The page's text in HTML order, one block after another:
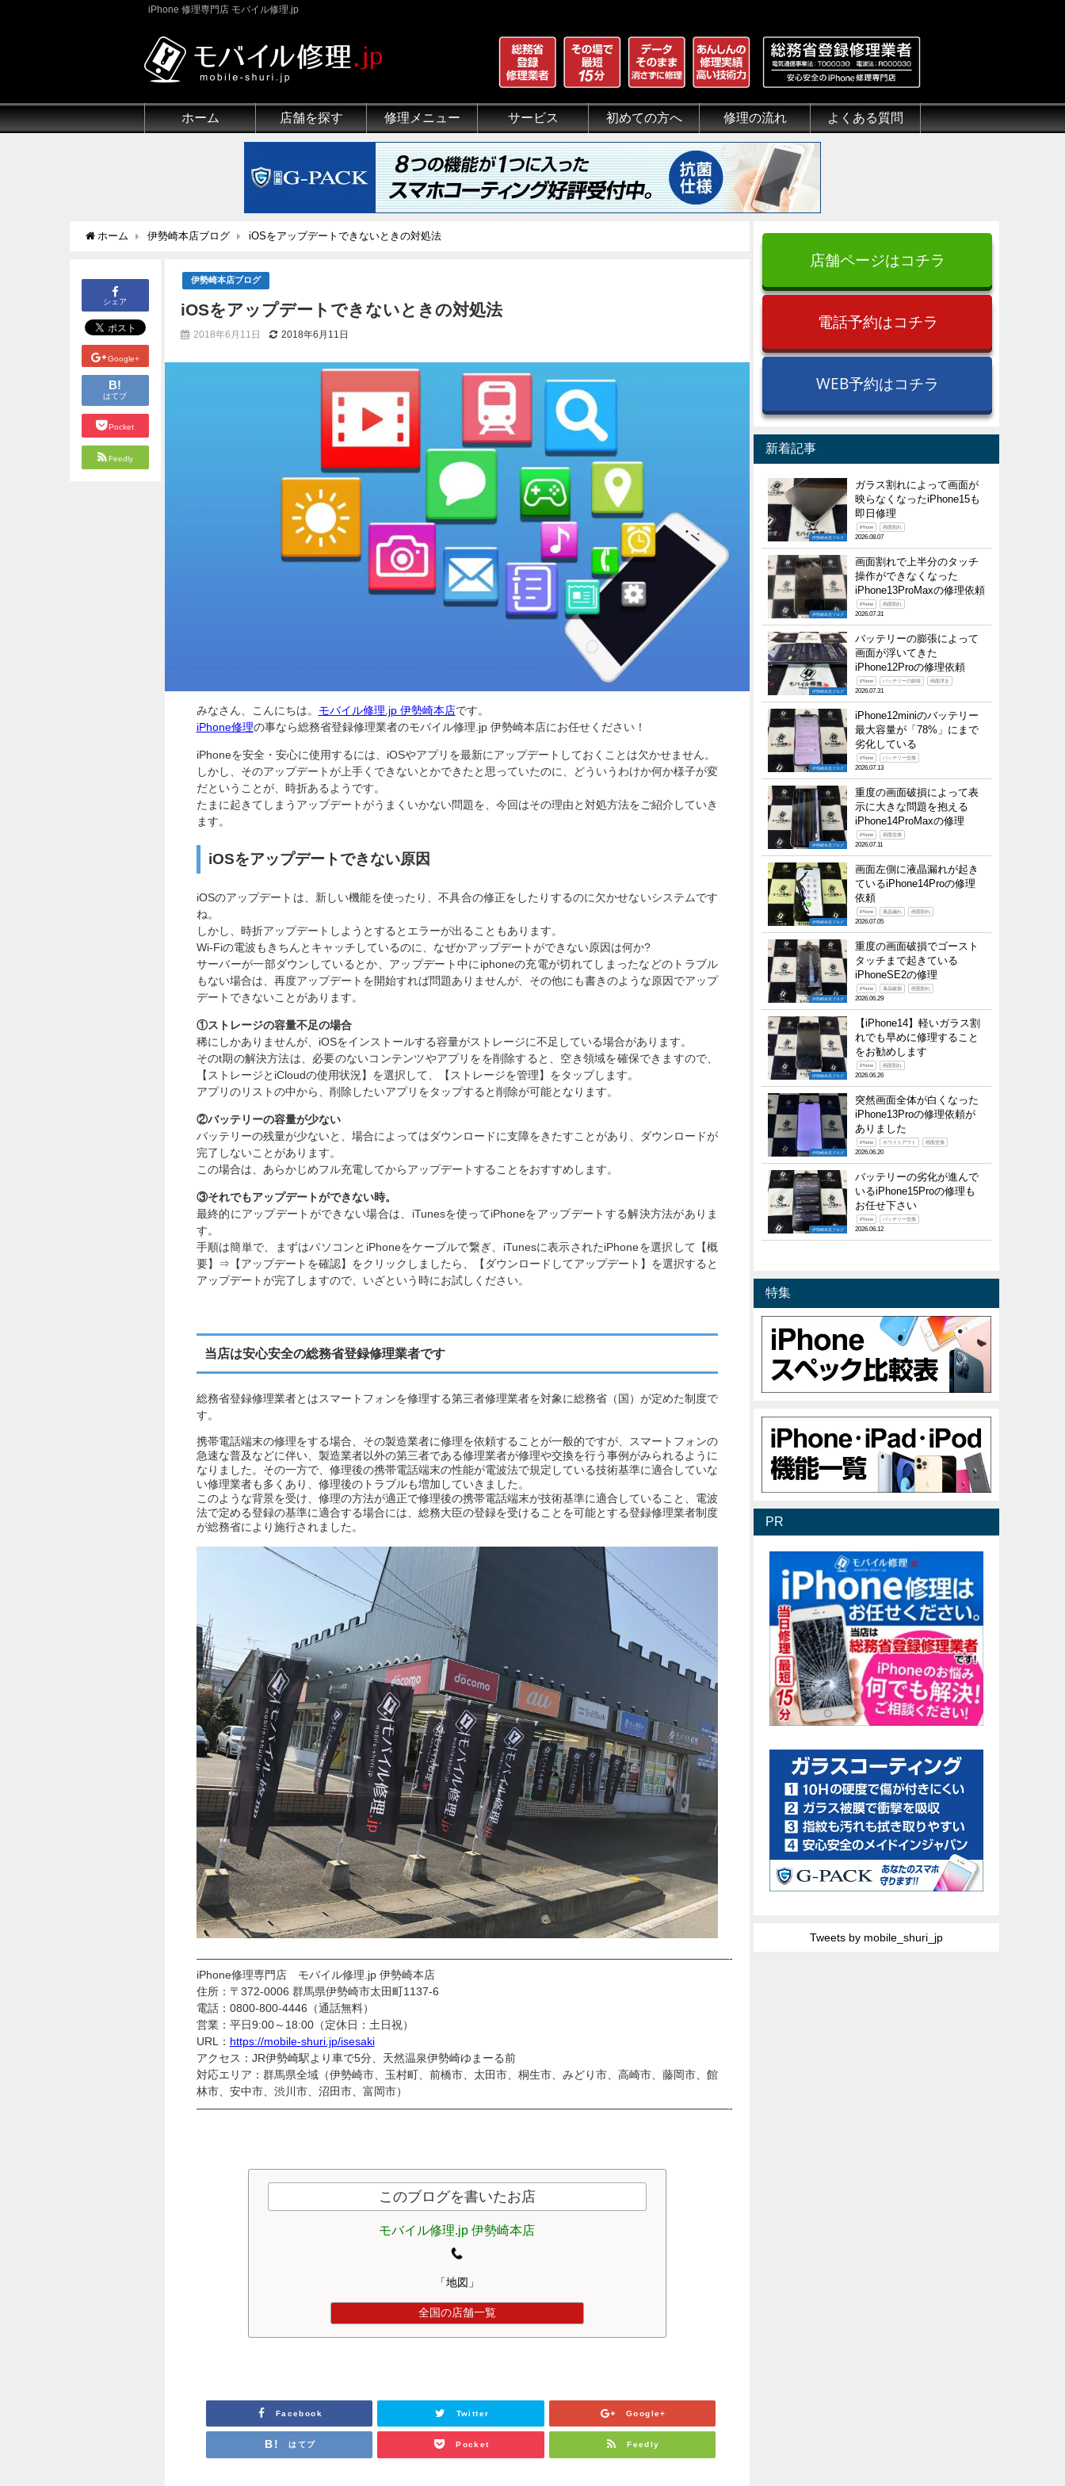
iPhone 修理専門店 モバイル修理.jp
ホーム 店舗を探す 修理メニュー
iPhone 画面割れ修理
iPhone 液晶修理
iPhoneバッテリー交換
iPhone 水没修理
iPhone ホームボタン修理
iPhone カメラ修理
iPhone スピーカー修理
iPhone 自己修理失敗
iPhone 水没・データ復旧
iPad修理メニュー
iPod修理メニュー
サービス
スマホコーティング G-PACK
iPhone買取
iFace
iRing
Qubii
出張修理（iWorker）
代行修理サービス（同業者様）
初めての方へ
当店の特徴
総務省登録修理業者
マンガでわかるモバイル修理.jp
クリーニング
グループ全体の部品の安全性
悪質な部品に注意
フロントパネルについて
有機ELパネル（OLED）について
バッテリーについて
修理の流れ
来店修理の流れ
郵送修理の流れ
出張修理の流れ
よくある質問
よくある質問（iPhone修理）
よくある質問（郵送修理）
よくある質問（出張修理）
よくある質問（G-PACK）
ホーム 伊勢崎本店ブログ iOSをアップデートできないときの対処法
シェア
Google+
B!
はてブ
Pocket
Feedly
伊勢崎本店ブログ
iOSをアップデートできないときの対処法
2018年6月11日 2018年6月11日
みなさん、こんにちは。 モバイル修理.jp 伊勢崎本店です。
iPhone修理の事なら総務省登録修理業者のモバイル修理.jp 伊勢崎本店にお任せください！
iPhoneを安全・安心に使用するには、iOSやアプリを最新にアップデートしておくことは欠かせません。
しかし、そのアップデートが上手くできないとかできたと思っていたのに、どういうわけか何か様子が変
だということが、時折あるようです。
たまに起きてしまうアップデートがうまくいかない問題を、今回はその理由と対処方法をご紹介していき
ます。
iOSをアップデートできない原因
iOSのアップデートは、新しい機能を使ったり、不具合の修正をしたりするのに欠かせないシステムです
ね。
しかし、時折アップデートしようとするとエラーが出ることもあります。
Wi-Fiの電波もきちんとキャッチしているのに、なぜかアップデートができない原因は何か?
サーバーが一部ダウンしているとか、アップデート中にiphoneの充電が切れてしまったなどのトラブル
もない場合は、再度アップデートを開始すれば問題ありませんが、その他にも書きのような原因でアップ
デートできないことがあります。
①ストレージの容量不足の場合
稀にしかありませんが、iOSをインストールする容量がストレージに不足している場合があります。
そのt期の解決方法は、必要のないコンテンツやアプリをを削除すると、空き領域を確保できますので、
【ストレージとiCloudの使用状況】を選択して、【ストレージを管理】をタップします。
アプリのリストの中から、削除したいアプリをタップすると削除が可能となります。
②バッテリーの容量が少ない
バッテリーの残量が少ないと、場合によってはダウンロードに支障をきたすことがあり、ダウンロードが
完了しないことがあります。
この場合は、あらかじめフル充電してからアップデートすることをおすすめします。
③それでもアップデートができない時。
最終的にアップデートができない場合は、iTunesを使ってiPhoneをアップデートする解決方法がありま
す。
手順は簡単で、まずはパソコンとiPhoneをケーブルで繋ぎ、iTunesに表示されたiPhoneを選択して【概
要】⇒【アップデートを確認】をクリックしましたら、【ダウンロードしてアップデート】を選択すると
アップデートが完了しますので、いざという時にお試しください。
当店は安心安全の総務省登録修理業者です
総務省登録修理業者とはスマートフォンを修理する第三者修理業者を対象に総務省（国）が定めた制度で
す。
携帯電話端末の修理をする場合、その製造業者に修理を依頼することが一般的ですが、スマートフォンの
急速な普及などに伴い、製造業者以外の第三者である修理業者が修理や交換を行う事例がみられるように
なりました。その一方で、修理後の携帯電話端末の性能が電波法で規定している技術基準に適合していな
い修理業者も多くあり、修理後のトラブルも増加していきました。
このような背景を受け、修理の方法が適正で修理後の携帯電話端末が技術基準に適合していること、電波
法で定める登録の基準に適合する場合には、総務大臣の登録を受けることを可能とする登録修理業者制度
が総務省により施行されました。
————————————————————————————————————————————————-
iPhone修理専門店 モバイル修理.jp 伊勢崎本店
住所：〒372-0006 群馬県伊勢崎市太田町1137-6
電話：0800-800-4446（通話無料）
営業：平日9:00～18:00（定休日：土日祝）
URL： https://mobile-shuri.jp/isesaki
アクセス：JR伊勢崎駅より車で5分、天然温泉伊勢崎ゆまーる前
対応エリア：群馬県全域（伊勢崎市、玉村町、前橋市、太田市、桐生市、みどり市、高崎市、藤岡市、館
林市、安中市、渋川市、沼田市、富岡市）
————————————————————————————————————————————————-
このブログを書いたお店
モバイル修理.jp 伊勢崎本店
「地図」
全国の店舗一覧
Facebook Twitter Google+
はてブ Pocket Feedly
店舗ページはコチラ
電話予約はコチラ
WEB予約はコチラ
新着記事
伊勢崎本店ブログ
ガラス割れによって画面が
映らなくなったiPhone15も
即日修理
iPhone 画面割れ
2026.08.07
伊勢崎本店ブログ
画面割れで上半分のタッチ
操作ができなくなった
iPhone13ProMaxの修理依頼
iPhone 画面割れ
2026.07.31
伊勢崎本店ブログ
バッテリーの膨張によって
画面が浮いてきた
iPhone12Proの修理依頼
iPhone バッテリーの膨張 画面浮き
2026.07.31
伊勢崎本店ブログ
iPhone12miniのバッテリー
最大容量が「78%」にまで
劣化している
iPhone バッテリー交換
2026.07.13
伊勢崎本店ブログ
重度の画面破損によって表
示に大きな問題を抱える
iPhone14ProMaxの修理
iPhone 画面交換
2026.07.11
伊勢崎本店ブログ
画面左側に液晶漏れが起き
ているiPhone14Proの修理
依頼
iPhone 液晶漏れ 画面割れ
2026.07.05
伊勢崎本店ブログ
重度の画面破損でゴースト
タッチまで起きている
iPhoneSE2の修理
iPhone 液晶破損 画面割れ
2026.06.29
伊勢崎本店ブログ
【iPhone14】軽いガラス割
れでも早めに修理すること
をお勧めします
iPhone 画面割れ
2026.06.26
伊勢崎本店ブログ
突然画面全体が白くなった
iPhone13Proの修理依頼が
ありました
iPhone ホワイトアウト 画面交換
2026.06.20
伊勢崎本店ブログ
バッテリーの劣化が進んで
いるiPhone15Proの修理も
お任せ下さい
iPhone バッテリー交換
2026.06.12
特集
PR
Tweets by mobile_shuri_jp